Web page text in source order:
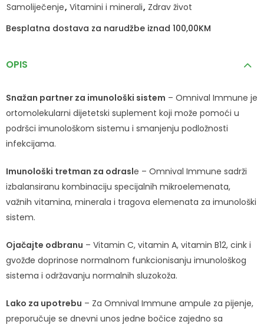
Samoliječenje, Vitamini i minerali, Zdrav život
Besplatna dostava za narudžbe iznad 100,00KM
OPIS
Snažan partner za imunološki sistem – Omnival Immune je
ortomolekularni dijetetski suplement koji može pomoći u
podršci imunološkom sistemu i smanjenju podložnosti
infekcijama.
Imunološki tretman za odrasle – Omnival Immune sadrži
izbalansiranu kombinaciju specijalnih mikroelemenata,
važnih vitamina, minerala i tragova elemenata za imunološki
sistem.
Ojačajte odbranu – Vitamin C, vitamin A, vitamin B12, cink i
gvožđe doprinose normalnom funkcionisanju imunološkog
sistema i održavanju normalnih sluzokoža.
Lako za upotrebu – Za Omnival Immune ampule za pijenje,
preporučuje se dnevni unos jedne bočice zajedno sa